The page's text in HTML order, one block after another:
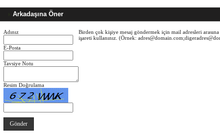
Arkadaşına Öner
Adınız
E-Posta
Tavsiye Notu
Resim Doğrulama
Birden çok kişiye mesaj göndermek için mail adresleri
işareti kullanınız. (Örnek: